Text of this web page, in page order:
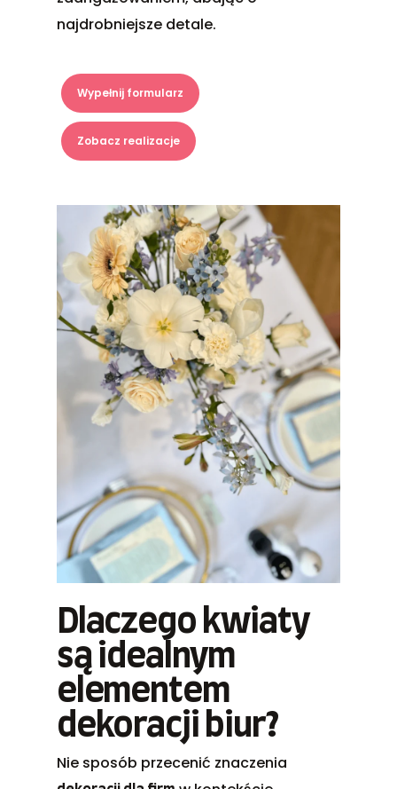
najdrobniejsze detale.
Wypełnij formularz
Zobacz realizacje
Dlaczego kwiaty
są idealnym
elementem
dekoracji biur?
Nie sposób przecenić znaczenia